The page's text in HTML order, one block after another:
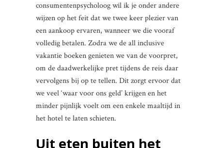
consumentenpsycholoog wil ik je onder andere
wijzen op het feit dat we twee keer plezier van
een aankoop ervaren, wanneer we die vooraf
volledig betalen. Zodra we de all inclusive
vakantie boeken genieten we van de voorpret,
om de daadwerkelijke pret tijdens de reis daar
vervolgens bij op te tellen. Dit zorgt ervoor dat
we veel ‘waar voor ons geld’ krijgen en het
minder pijnlijk voelt om een enkele maaltijd in
het hotel te laten schieten.
Uit eten buiten het